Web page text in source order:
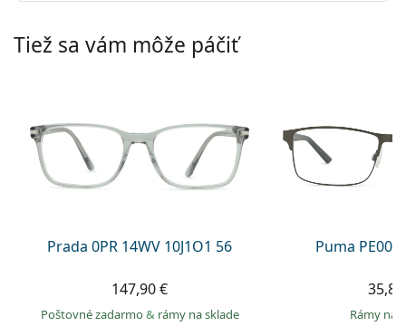
Tiež sa vám môže páčiť
Prada 0PR 14WV 10J1O1 56
147,90 €
Poštovné zadarmo& rámy na sklade
Puma
rámy na